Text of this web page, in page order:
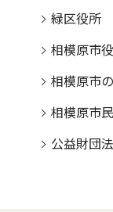
緑区役所
相模原市
相模原市
相模原市
公益財団